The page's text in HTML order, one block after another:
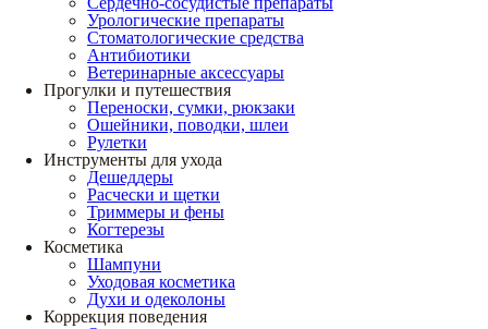
Урологические препараты
Стоматологические средства
Антибиотики
Ветеринарные аксессуары
Прогулки и путешествия
Переноски, сумки, рюкзаки
Ошейники, поводки, шлеи
Рулетки
Инструменты для ухода
Дешеддеры
Расчески и щетки
Триммеры и фены
Когтерезы
Косметика
Шампуни
Уходовая косметика
Духи и одеколоны
Коррекция поведения